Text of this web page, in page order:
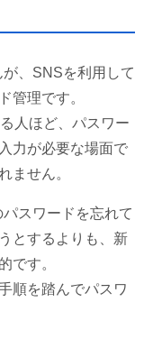
、SNSを利用して
管理です。
人ほど、パスワー
力が必要な場面で
ません。
スワードを忘れて
とするよりも、新
です。
順を踏んでパスワ